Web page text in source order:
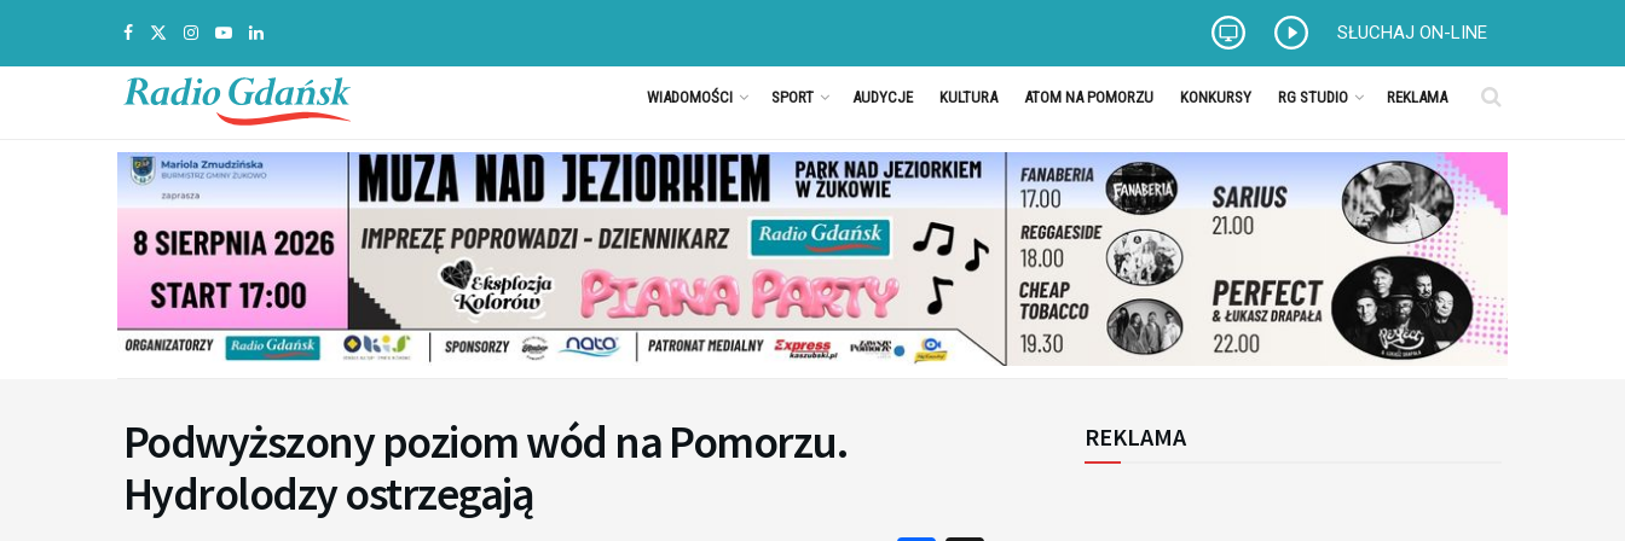
SŁUCHAJ ON-LINE
WIADOMOŚCI SPORT AUDYCJE KULTURA ATOM NA POMORZU KONKURSY RG STUDIO REKLAMA
Podwyższony poziom wód na Pomorzu.
Hydrolodzy ostrzegają
REKLAMA